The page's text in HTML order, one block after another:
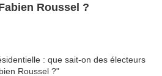
Roussel ?